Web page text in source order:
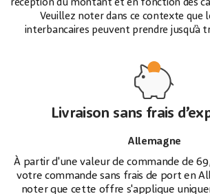
réception du montant et en fonction des
Veuillez noter dans ce contexte que
interbancaires peuvent prendre jusqu’à
Livraison sans frais
Allemagne
À partir d'une valeur de commande de
votre commande sans frais de port en
noter que cette offre s'applique